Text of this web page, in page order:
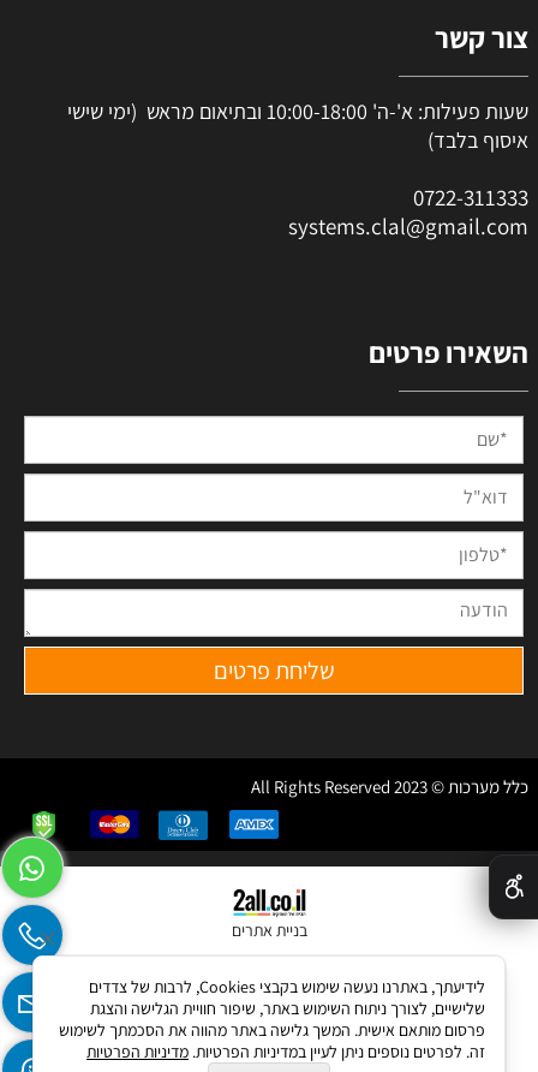
צור קשר
שעות פעילות: א'-ה' 10:00-18:00 ובתיאום מראש (ימי שישי
איסוף בלבד)
0722-311333
systems.clal@gmail.com
השאירו פרטים
כלל מערכות © 2023 All Rights Reserved
בניית אתרים
לידיעתך, באתרנו נעשה שימוש בקבצי Cookies, לרבות של צדדים
שלישיים, לצורך ניתוח השימוש באתר, שיפור חוויית הגלישה והצגת
פרסום מותאם אישית. המשך גלישה באתר מהווה את הסכמתך לשימוש
זה. לפרטים נוספים ניתן לעיין במדיניות הפרטיות. מדיניות הפרטיות